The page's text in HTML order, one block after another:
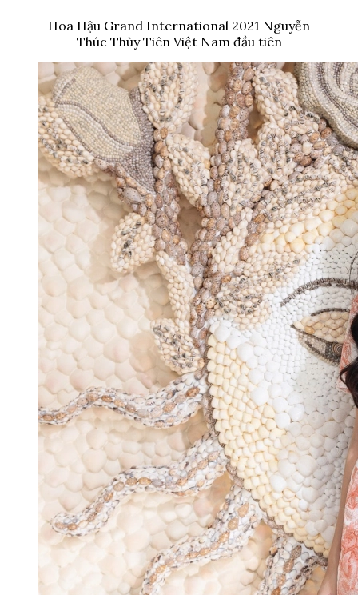
Hoa Hậu Grand International 2021 Nguyễn
Thúc Thùy Tiên Việt Nam đầu tiên